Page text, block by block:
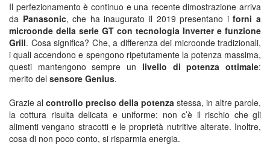
Il perfezionamento è continuo e una recente dimostrazione arriva
da Panasonic, che ha inaugurato il 2019 presentano iforni a
microonde della serie GT con tecnologia Inverter e funzione
Grill. Cosa significa? Che, a differenza dei microonde tradizionali,
i quali accendono e spengono ripetutamente la potenza massima,
questi mantengono sempre un livello di potenza ottimale:
merito del sensore Genius.
Grazie al controllo preciso della potenza stessa, in altre parole,
la cottura risulta delicata e uniforme; non c’è il rischio che gli
alimenti vengano stracotti e le proprietà nutritive alterate. Inoltre,
cosa di non poco conto, si risparmia energia.